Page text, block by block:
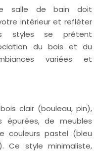
salle de bain doit
intérieur et refléter
styles se prêtent
du bois et du
variées et
clair (bouleau, pin),
épurées, de meubles
couleurs pastel (bleu
Ce style minimaliste,